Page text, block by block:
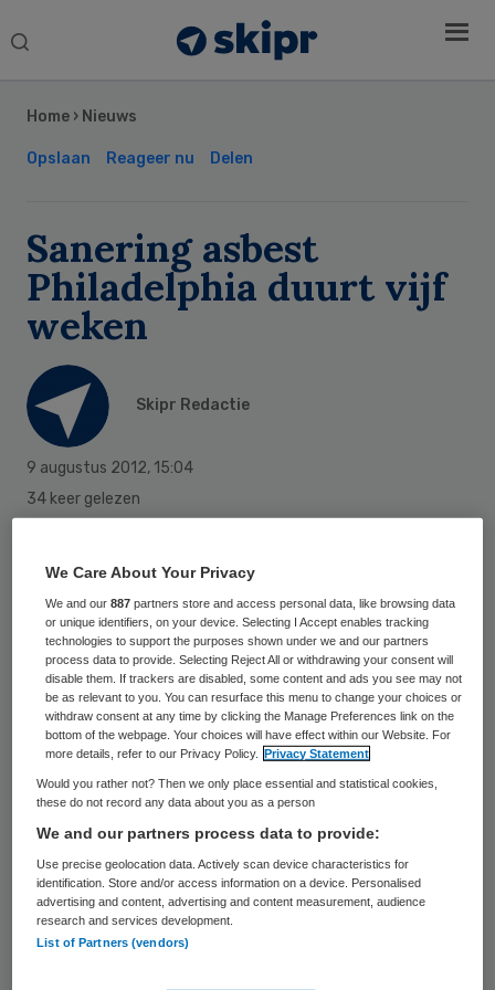
Search
Home › Nieuws
Opslaan Reageer nu Delen
Sanering asbest
Philadelphia duurt vijf
weken
Skipr Redactie
9 augustus 2012, 15:04
34 keer gelezen
De sanering en de herstelwerkzaamheden
op de woonlocatie Reijderhaven van
Philadelphia in Emmeloord gaat vier à vijf
weken duren. Daarna kunnen de cliënten
terugkeren naar hun woning. Dat meldt
Philadelphia nadat een
asbestinventarisatiebureau onderzoek
gedaan heeft.
Uit het onderzoek blijkt dat cliënten en
medewerkers geen gezondheidsrisico’s
hebben gelopen. Aanleiding voor de
verhuizingwas een technisch onderzoek
waaruit bleek dat het aanwezige asbest in
Sidebar
We Care About Your Privacy
We and our887 partners store and access personal data, like browsing data
or unique identifiers, on your device. Selecting I Accept enables tracking
technologies to support the purposes shown under we and our partners
process data to provide. Selecting Reject All or withdrawing your consent will
disable them. If trackers are disabled, some content and ads you see may not
be as relevant to you. You can resurface this menu to change your choices or
withdraw consent at any time by clicking the Manage Preferences link on the
bottom of the webpage. Your choices will have effect within our Website. For
more details, refer to our Privacy Policy.
Privacy Statement
Would you rather not? Then we only place essential and statistical cookies,
these do not record any data about you as a person
We and our partners process data to provide:
Use precise geolocation data. Actively scan device characteristics for
identification. Store and/or access information on a device. Personalised
advertising and content, advertising and content measurement, audience
research and services development.
List of Partners (vendors)